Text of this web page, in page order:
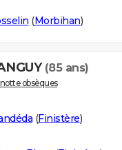
(Morbihan)
(85 ans)
obsèques
(Finistère)